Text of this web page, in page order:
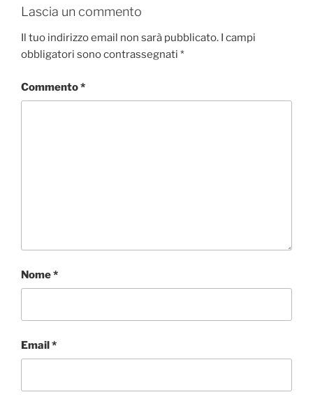
Lascia un commento
Il tuo indirizzo email non sarà pubblicato. I campi
obbligatori sono contrassegnati *
Commento*
Nome*
Email*